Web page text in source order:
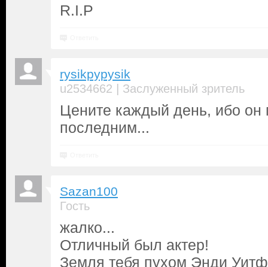
R.I.P
rysikpypysik
u2534662 | Заслуженный зритель
Цените каждый день, ибо он
последним...
Sazan100
Гость
жалко...
Отличный был актер!
Земля тебя пухом Энди